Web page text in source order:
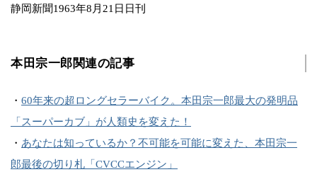
静岡新聞1963年8月21日日刊
本田宗一郎関連の記事
・ 60年来の超ロングセラーバイク。本田宗一郎最大の発明品
「スーパーカブ」が人類史を変えた！
・ あなたは知っているか？不可能を可能に変えた、本田宗一
郎最後の切り札「CVCCエンジン」